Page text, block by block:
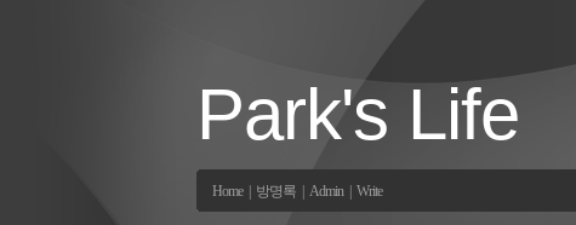
Park's Life
Home 방명록 Admin Write